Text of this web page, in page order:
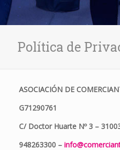
Política de
ASOCIACIÓN DE
G71290761
C/ Doctor Huarte Nº 3 –
948263300 –